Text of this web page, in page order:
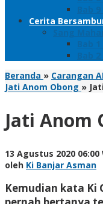
Bab
Cerita
Sang
Bab
Bab
Beranda » Carangan
Jati Anom Obong »
Jati Anom
13 Agustus 2020 06:00
oleh Ki Banjar Asman
Kemudian kata Ki